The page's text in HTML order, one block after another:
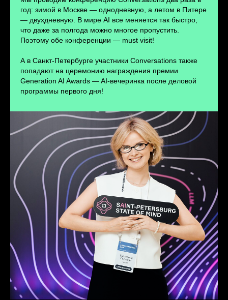
год: зимой в Москве — однодневную, а летом в Питере
— двухдневную. В мире AI все меняется так быстро,
что даже за полгода можно многое пропустить.
Поэтому обе конференции — must visit!
А в Санкт-Петербурге участники Conversations также
попадают на церемонию награждения премии
Generation AI Awards — AI-вечеринка после деловой
программы первого дня!
ПЕРЕЙТИ